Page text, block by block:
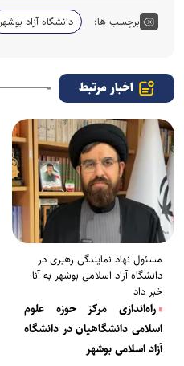
برچسب ها: دانشگاه آزاد بوشهر
اخبار مرتبط
مسئول نهاد نمایندگی رهبری در
دانشگاه آزاد اسلامی بوشهر به آنا
خبر داد
راه‌اندازی مرکز حوزه علوم
اسلامی دانشگاهیان در دانشگاه
آزاد اسلامی بوشهر